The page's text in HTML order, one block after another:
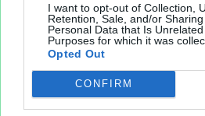
I want to opt-out of Collection,
Retention, Sale, and/or
Personal Data that Is
Purposes for which it was
Opted Out
CONFIRM
Mes